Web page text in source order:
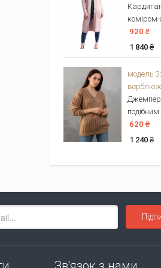
коміром-
920 ₴
1 840 ₴
модель
Джемпер
620 ₴
1 240 ₴